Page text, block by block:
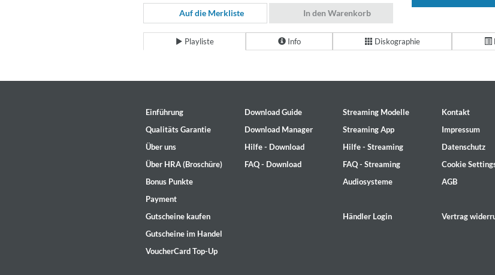
For All Your Flowers
Skuli Sverrisson & Bill Frisell
Genre:Jazz
Haydn: String Quartets, Vol. 22
Auf die Merkliste In den Warenkorb
Playliste Info Diskographie
Einführung
Qualitäts Garantie
Über uns
Über HRA (Broschüre)
Bonus Punkte
Payment
Gutscheine kaufen
Gutscheine im Handel
VoucherCard Top-Up
Download Guide
Download Manager
Hilfe - Download
FAQ - Download
Streaming Modelle
Streaming App
Hilfe - Streaming
FAQ - Streaming
Audiosysteme
Händler Login
Kontakt
Impressum
Datenschutz
Cookie
AGB
Vertrag